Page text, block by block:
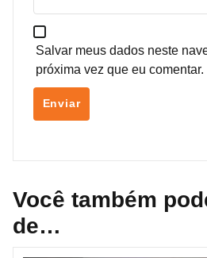
Salvar meus dados neste
próxima vez que eu comentar.
Você também
de…